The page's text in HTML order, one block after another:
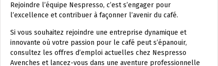
Rejoindre l’équipe Nespresso, c’est s’engager pour
l’excellence et contribuer à façonner l’avenir du café.
Si vous souhaitez rejoindre une entreprise dynamique et
innovante où votre passion pour le café peut s’épanouir,
consultez les offres d’emploi actuelles chez Nespresso
Avenches et lancez-vous dans une aventure professionnelle